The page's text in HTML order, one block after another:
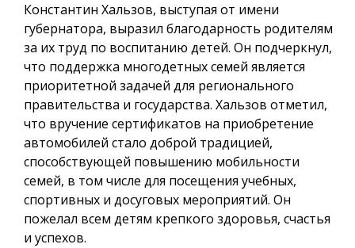
Константин Хальзов, выступая от имени
губернатора, выразил благодарность родителям
за их труд по воспитанию детей. Он подчеркнул,
что поддержка многодетных семей является
приоритетной задачей для регионального
правительства и государства. Хальзов отметил,
что вручение сертификатов на приобретение
автомобилей стало доброй традицией,
способствующей повышению мобильности
семей, в том числе для посещения учебных,
спортивных и досуговых мероприятий. Он
пожелал всем детям крепкого здоровья, счастья
и успехов.